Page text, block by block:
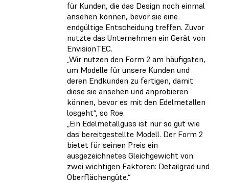
für Kunden, die das Design noch einmal
ansehen können, bevor sie eine
endgültige Entscheidung treffen. Zuvor
nutzte das Unternehmen ein Gerät von
EnvisionTEC.
„Wir nutzen den Form 2 am häufigsten,
um Modelle für unsere Kunden und
deren Endkunden zu fertigen, damit
diese sie ansehen und anprobieren
können, bevor es mit den Edelmetallen
losgeht“, so Roe.
„Ein Edelmetallguss ist nur so gut wie
das bereitgestellte Modell. Der Form 2
bietet für seinen Preis ein
ausgezeichnetes Gleichgewicht von
zwei wichtigen Faktoren: Detailgrad und
Oberflächengüte.“